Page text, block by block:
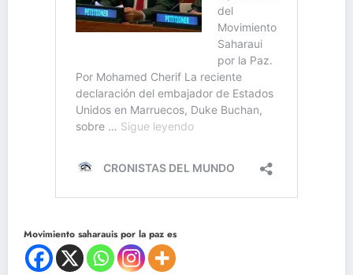
Movimiento saharauis por la paz es